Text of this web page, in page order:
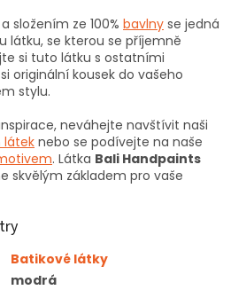
složením ze 100% bavlny se jedná
látku, se kterou se příjemně
si tuto látku s ostatními
originální kousek do vašeho
stylu.
neváhejte navštívit naši
látek nebo se podívejte na naše
. Látka Bali Handpaints
skvělým základem pro vaše
Batikové látky
modrá